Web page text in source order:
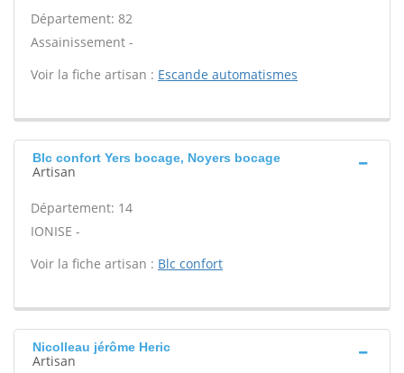
Département: 82
Assainissement -
Voir la fiche artisan : Escande automatismes
Blc confort Yers bocage, Noyers bocage
Artisan
Département: 14
IONISE -
Voir la fiche artisan : Blc confort
Nicolleau jérôme Heric
Artisan